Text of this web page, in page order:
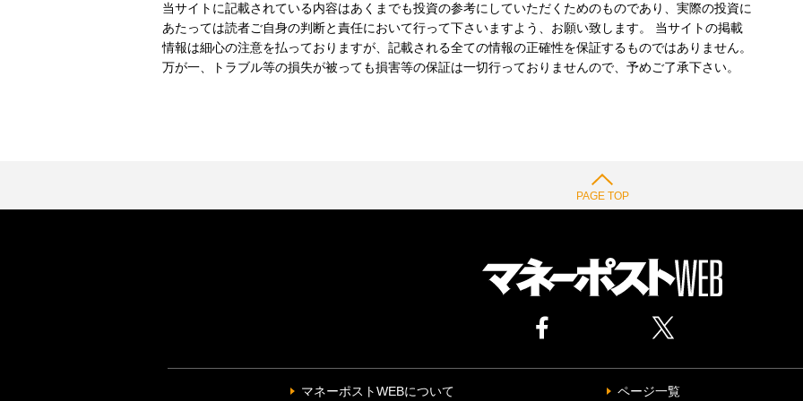
当サイトに記載されている内容はあくまでも投資の参考にしていただくためのものであり、実際の投資に
あたっては読者ご自身の判断と責任において行って下さいますよう、お願い致します。 当サイトの掲載
情報は細心の注意を払っておりますが、記載される全ての情報の正確性を保証するものではありません。
万が一、トラブル等の損失が被っても損害等の保証は一切行っておりませんので、予めご了承下さい。
PAGE TOP
マネーポストWEBについて ページ一覧